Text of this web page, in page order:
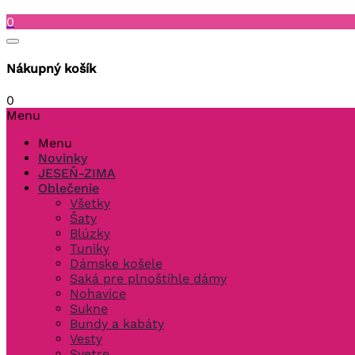
0
Nákupný košík
0
Menu
Menu
Novinky
JESEŇ-ZIMA
Oblečenie
Všetky
Šaty
Blúzky
Tuniky
Dámske košele
Saká pre plnoštíhle dámy
Nohavice
Sukne
Bundy a kabáty
Vesty